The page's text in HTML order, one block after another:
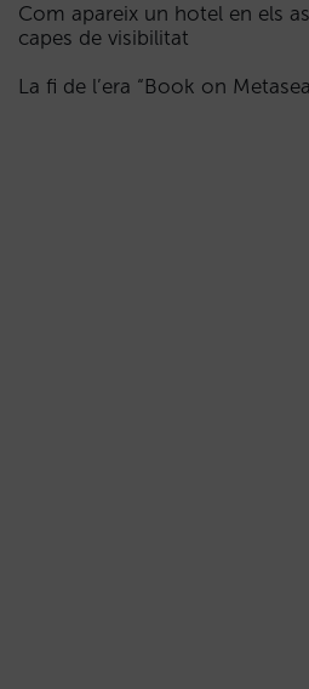
Com apareix un hotel en els
capes de visibilitat
La fi de l’era “Book on